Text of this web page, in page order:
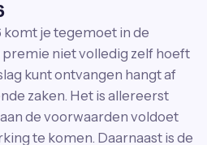
je tegemoet in de
premie niet volledig zelf hoeft
kunt ontvangen hangt af
zaken. Het is allereerst
de voorwaarden voldoet
te komen. Daarnaast is de